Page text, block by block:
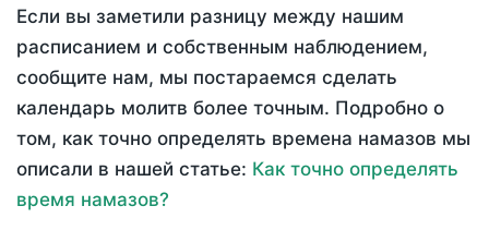
Если вы заметили разницу между нашим
расписанием и собственным наблюдением,
сообщите нам, мы постараемся сделать
календарь молитв более точным. Подробно о
том, как точно определять времена намазов мы
описали в нашей статье: Как точно определять
время намазов?